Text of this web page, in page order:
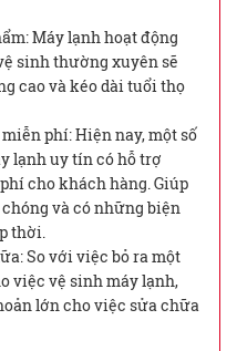
Máy lạnh hoạt động
sinh thường xuyên sẽ
cao và kéo dài tuổi thọ
phí: Hiện nay, một số
lạnh uy tín có hỗ trợ
cho khách hàng. Giúp
và có những biện
thời.
So với việc bỏ ra một
việc vệ sinh máy lạnh,
lớn cho việc sửa chữa